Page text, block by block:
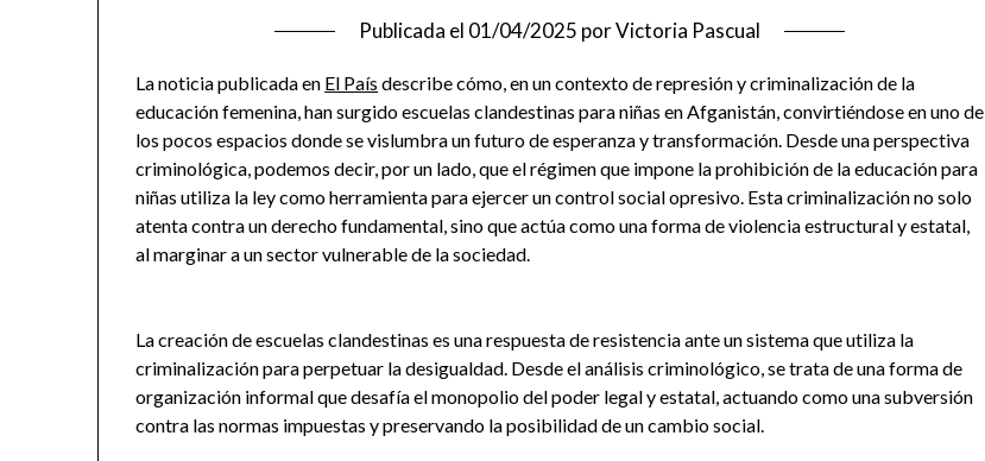
Publicada el 01/04/2025 porVictoria Pascual
La noticia publicada en El País describe cómo, en un contexto de represión y criminalización de la
educación femenina, han surgido escuelas clandestinas para niñas en Afganistán, convirtiéndose en uno de
los pocos espacios donde se vislumbra un futuro de esperanza y transformación. Desde una perspectiva
criminológica, podemos decir, por un lado, que el régimen que impone la prohibición de la educación para
niñas utiliza la ley como herramienta para ejercer un control social opresivo. Esta criminalización no solo
atenta contra un derecho fundamental, sino que actúa como una forma de violencia estructural y estatal,
al marginar a un sector vulnerable de la sociedad.
La creación de escuelas clandestinas es una respuesta de resistencia ante un sistema que utiliza la
criminalización para perpetuar la desigualdad. Desde el análisis criminológico, se trata de una forma de
organización informal que desafía el monopolio del poder legal y estatal, actuando como una subversión
contra las normas impuestas y preservando la posibilidad de un cambio social.